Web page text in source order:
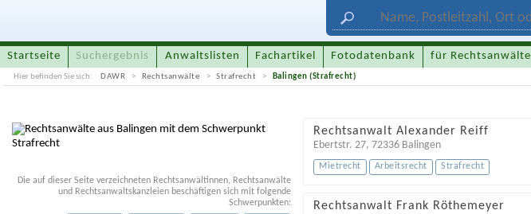
Startseite Suchergebnis Anwaltslisten Fachartikel Fotodatenbank für Rechtsanwälte
Hier befinden Sie sich: DAWR Rechtsanwälte Strafrecht Balingen (Strafrecht)
Die auf dieser Seite verzeichneten Rechtsanwältinnen, Rechtsanwälte
und Rechtsanwaltskanzleien beschäftigen sich mit folgende
Schwerpunkten:
Rechtsanwalt Alexander Reiff
Ebertstr. 27,72336 Balingen
Mietrecht Arbeitsrecht Strafrecht
Rechtsanwalt Frank Röthemeyer